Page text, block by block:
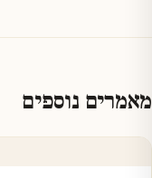
מאמרים נוספים